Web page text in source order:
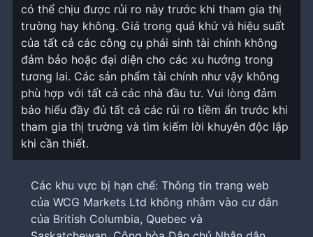
có thể chịu được rủi ro này trước khi tham gia thị
trường hay không. Giá trong quá khứ và hiệu suất
của tất cả các công cụ phái sinh tài chính không
đảm bảo hoặc đại diện cho các xu hướng trong
tương lai. Các sản phẩm tài chính như vậy không
phù hợp với tất cả các nhà đầu tư. Vui lòng đảm
bảo hiểu đầy đủ tất cả các rủi ro tiềm ẩn trước khi
tham gia thị trường và tìm kiếm lời khuyên độc lập
khi cần thiết.
Các khu vực bị hạn chế: Thông tin trang web
của WCG Markets Ltd không nhằm vào cư dân
của British Columbia, Quebec và